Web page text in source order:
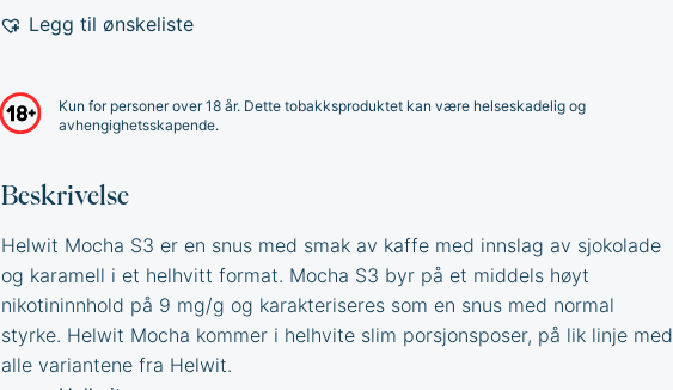
Legg til ønskeliste
Kun for personer over 18 år. Dette tobakksproduktet kan være helseskadelig og
avhengighetsskapende.
Beskrivelse
Helwit Mocha S3 er en snus med smak av kaffe med innslag av sjokolade
og karamell i et helhvitt format. Mocha S3 byr på et middels høyt
nikotininnhold på 9 mg/g og karakteriseres som en snus med normal
styrke. Helwit Mocha kommer i helhvite slim porsjonsposer, på lik linje med
alle variantene fra Helwit.